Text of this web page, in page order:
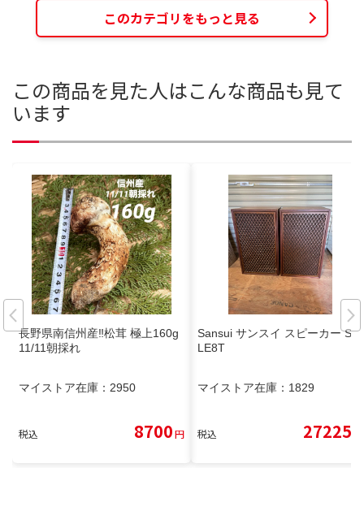
このカテゴリをもっと見る
この商品を見た人はこんな商品も見て
います
長野県南信州産‼️松茸 極上160g
11/11朝採れ
マイストア在庫： 2950
税込 8700円
Sansui サンスイ スピーカー SP-
LE8T
マイストア在庫： 1829
税込 27225